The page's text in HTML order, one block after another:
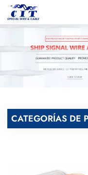
Co., Ltd.
CATEGORÍAS DE